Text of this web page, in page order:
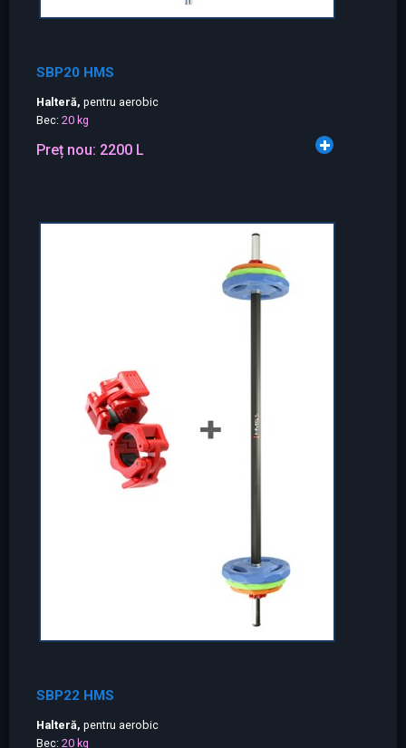
SBP20 HMS
Halteră, pentru aerobic
Вес: 20 kg
Preț nou: 2200 L
SBP22 HMS
Halteră, pentru aerobic
Вес: 20 kg